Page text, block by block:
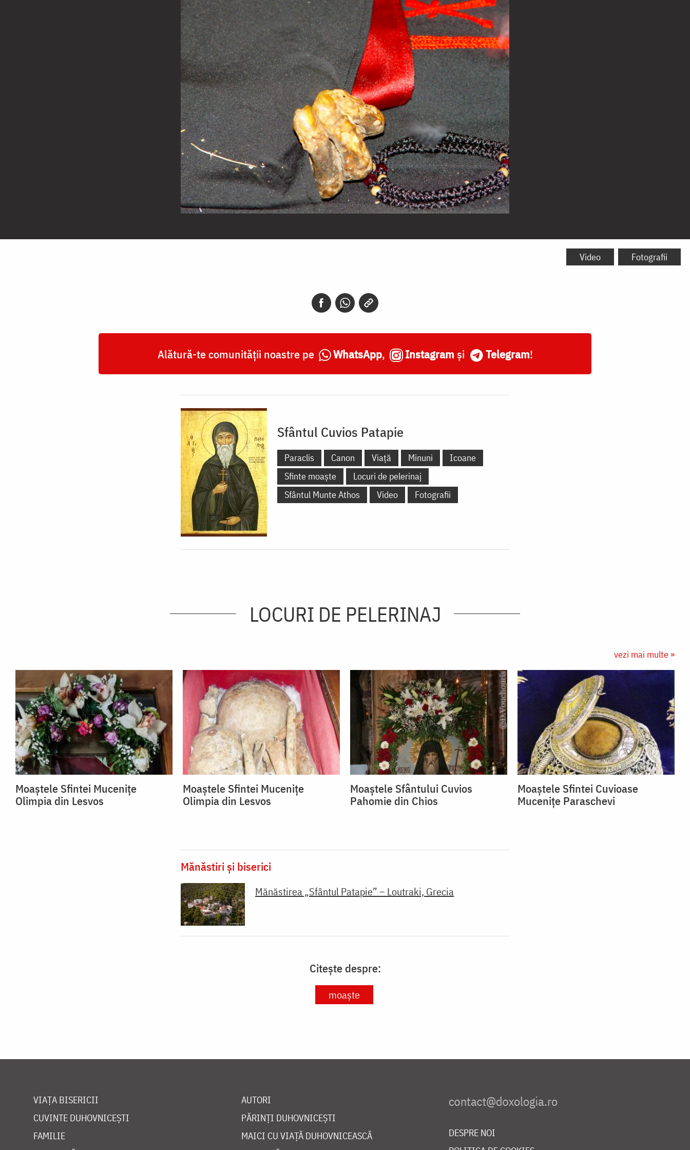
Cuviosului
Video Fotografii
Alătură-te comunității noastre pe WhatsApp, Instagram și Telegram!
Sfântul Cuvios Patapie
Paraclis Canon Viață Minuni
Icoane
Sfinte moaște
Locuri de pelerinaj
Sfântul Munte Athos
Video Fotografii
LOCURI DE PELERINAJ
vezi mai multe »
Moaștele Sfintei Mucenițe
Olimpia din Lesvos
Moaștele Sfintei Mucenițe
Olimpia din Lesvos
Moaștele Sfântului Cuvios
Pahomie din Chios
Moaștele Sfintei Cuvioase
Mucenițe Paraschevi
Mănăstiri și biserici
Mănăstirea „Sfântul Patapie” – Loutraki, Grecia
Citește despre:
moaște
VIAȚA BISERICII
CUVINTE DUHOVNICEȘTI
FAMILIE
AUTORI
PĂRINȚI DUHOVNICEȘTI
MAICI CU VIAȚĂ DUHOVNICEASCĂ
DESPRE NOI